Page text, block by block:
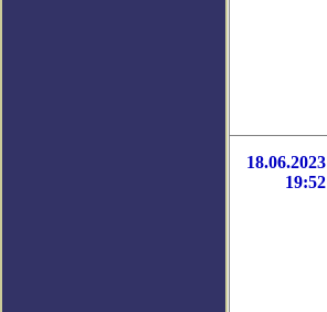
18.06.2023
19:52